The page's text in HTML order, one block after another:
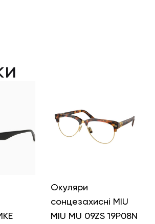
Окуляри
сонцезахисні MIU
MIU MU 09ZS 19P08N